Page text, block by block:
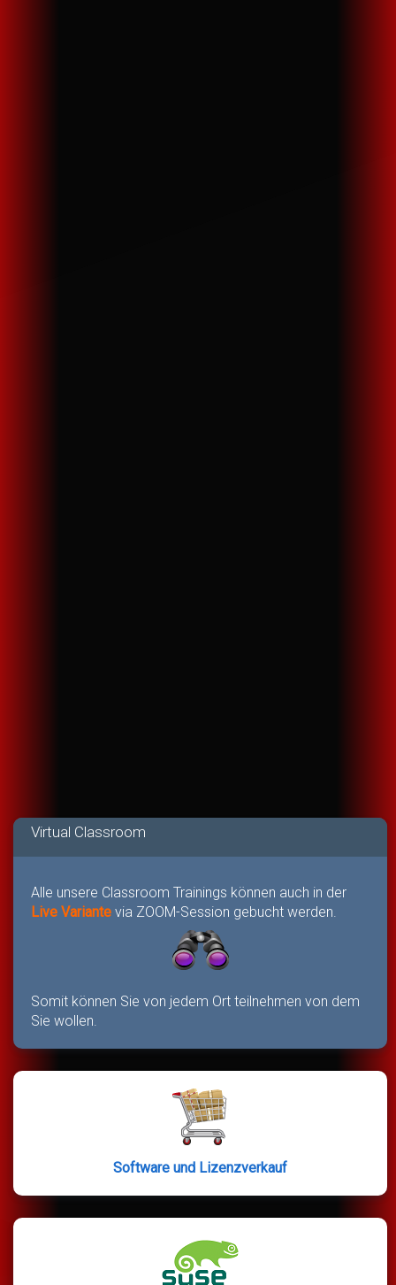
Virtual Classroom
Alle unsere Classroom Trainings können auch in der
Live Variante via ZOOM-Session gebucht werden.
Somit können Sie von jedem Ort teilnehmen von dem
Sie wollen.
Software und Lizenzverkauf